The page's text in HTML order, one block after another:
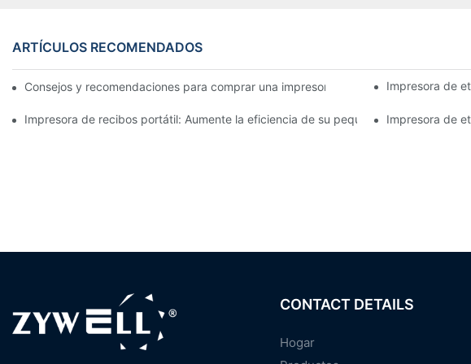
ARTÍCULOS RECOMENDADOS
Consejos y recomendaciones para comprar una impresora de etiquetas de 4
Impresora de
Impresora de recibos portátil: Aumente la eficiencia de su pequeña empresa
Impresora de
CONTACT DETAILS
Hogar